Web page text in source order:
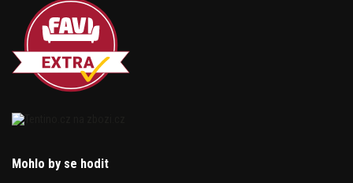
Mohlo by se hodit